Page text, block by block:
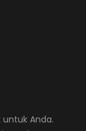
Anda.